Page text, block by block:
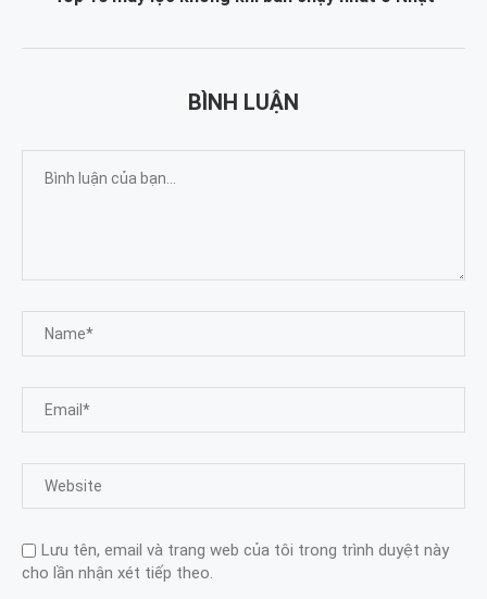
BÌNH LUẬN
Lưu tên, email và trang web của tôi trong trình duyệt này
cho lần nhận xét tiếp theo.